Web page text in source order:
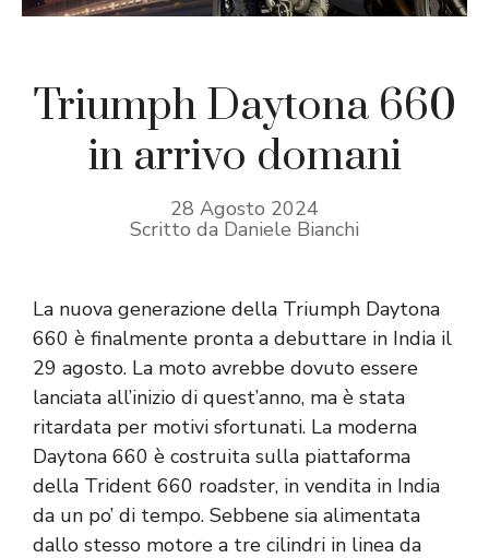
Triumph Daytona 660
in arrivo domani
28 Agosto 2024
Scritto da Daniele Bianchi
La nuova generazione della Triumph Daytona
660 è finalmente pronta a debuttare in India il
29 agosto. La moto avrebbe dovuto essere
lanciata all’inizio di quest’anno, ma è stata
ritardata per motivi sfortunati. La moderna
Daytona 660 è costruita sulla piattaforma
della Trident 660 roadster, in vendita in India
da un po’ di tempo. Sebbene sia alimentata
dallo stesso motore a tre cilindri in linea da